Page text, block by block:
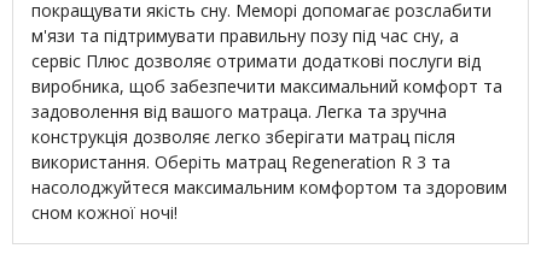
покращувати якість сну. Меморі допомагає розслабити
м'язи та підтримувати правильну позу під час сну, а
сервіс Плюс дозволяє отримати додаткові послуги від
виробника, щоб забезпечити максимальний комфорт та
задоволення від вашого матраца. Легка та зручна
конструкція дозволяє легко зберігати матрац після
використання. Оберіть матрац Regeneration R 3 та
насолоджуйтеся максимальним комфортом та здоровим
сном кожної ночі!